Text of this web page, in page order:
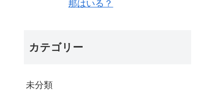
那はいる？
カテゴリー
未分類